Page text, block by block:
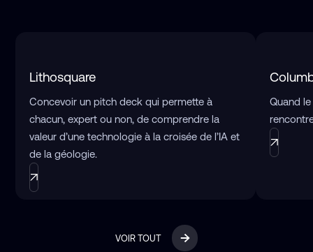
Lithosquare
Concevoir un pitch deck qui permette à
chacun, expert ou non, de comprendre la
valeur d’une technologie à la croisée de l’IA et
de la géologie.
Quand
VOIR TOUT